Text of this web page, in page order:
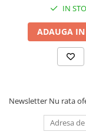
IN
ADAUGA IN
Newsletter Nu rata